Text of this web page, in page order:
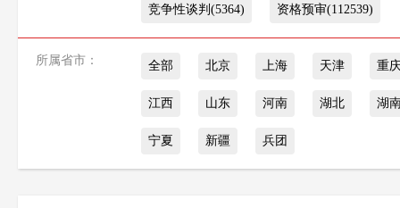
竞争性谈判(5364) 资格预审(112539)
所属省市： 全部 北京 上海 天津 重
江西 山东 河南 湖北 湖
宁夏 新疆 兵团